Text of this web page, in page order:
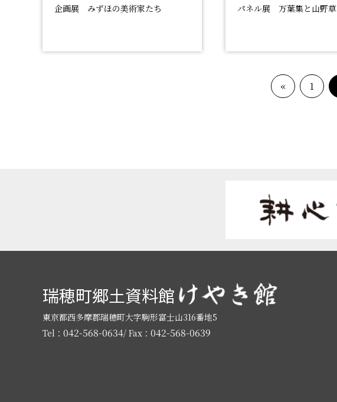
企画展 みずほの美術家たち パネル展 万葉集と山野草
« 1
瑞穂町郷土資料館
東京都西多摩郡瑞穂町大字駒形富士山316番地5
Tel： 042-568-0634/ Fax： 042-568-0639